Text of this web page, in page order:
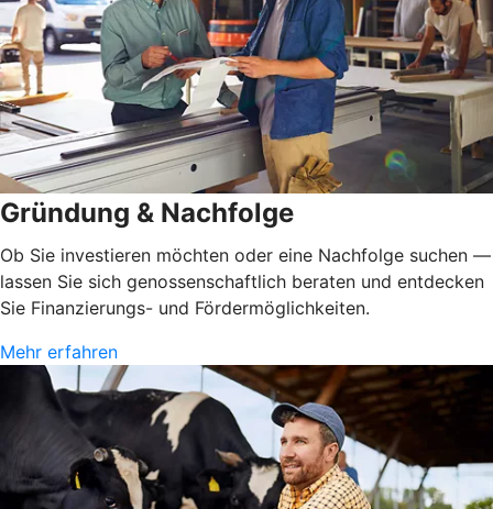
Gründung & Nachfolge
Ob Sie investieren möchten oder eine Nachfolge suchen —
lassen Sie sich genossenschaftlich beraten und entdecken
Sie Finanzierungs- und Fördermöglichkeiten.
Mehr erfahren